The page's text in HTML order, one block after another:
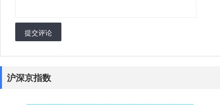
提交评论
沪深京指数